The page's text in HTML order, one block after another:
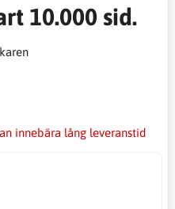
10.000 sid.
innebära lång leveranstid